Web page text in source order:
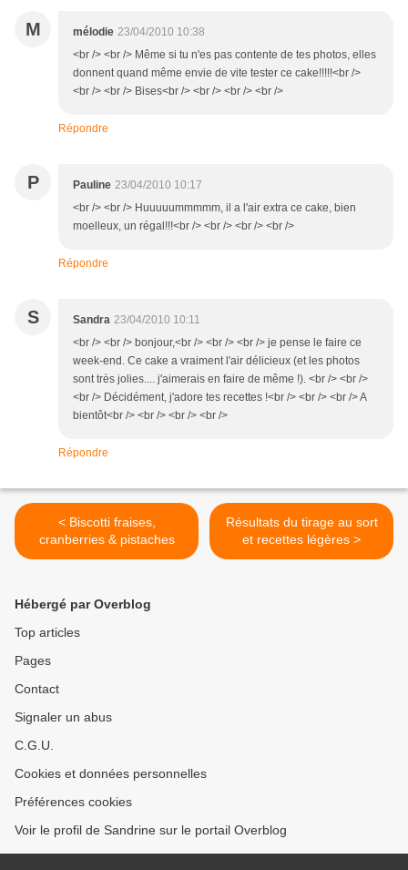
M mélodie 23/04/2010 10:38
<br /> <br /> Même si tu n'es pas contente de tes photos, elles
donnent quand même envie de vite tester ce cake!!!!!<br />
<br /> <br /> Bises<br /> <br /> <br /> <br />
Répondre
P Pauline 23/04/2010 10:17
<br /> <br /> Huuuuummmmm, il a l'air extra ce cake, bien
moelleux, un régal!!!<br /> <br /> <br /> <br />
Répondre
S Sandra 23/04/2010 10:11
<br /> <br /> bonjour,<br /> <br /> <br /> je pense le faire ce
week-end. Ce cake a vraiment l'air délicieux (et les photos
sont très jolies.... j'aimerais en faire de même !). <br /> <br />
<br /> Décidément, j'adore tes recettes !<br /> <br /> <br /> A
bientôt<br /> <br /> <br /> <br />
Répondre
< Biscotti fraises,
cranberries & pistaches
Résultats du tirage au sort
et recettes légères >
Hébergé par Overblog
Top articles
Pages
Contact
Signaler un abus
C.G.U.
Cookies et données personnelles
Préférences cookies
Voir le profil de Sandrine sur le portail Overblog